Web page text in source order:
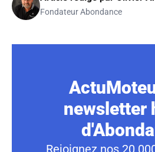
Fondateur Abondance
newsletter
Rejoignez nos 20